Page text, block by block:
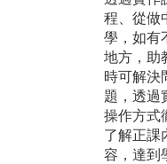
程、從做
學，如有
地方，助
時可解決
題，透過
操作方式
了解正課
容，達到